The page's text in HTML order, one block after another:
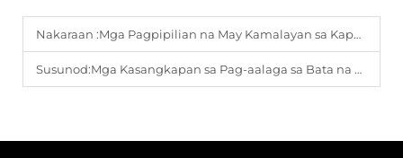
Nakaraan :Mga Pagpipilian na May Kamalayan sa Kapaligiran: Mga Pangmatagalang Materyales para sa Mga Kasangkapan sa Paaralang Panimulang Edad
Susunod:Mga Kasangkapan sa Pag-aalaga sa Bata na Lumalaki Kasama ang mga Bata: Isang Epektibong Pananalapi na Estratehiya